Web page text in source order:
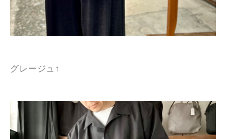
グレージュ↑